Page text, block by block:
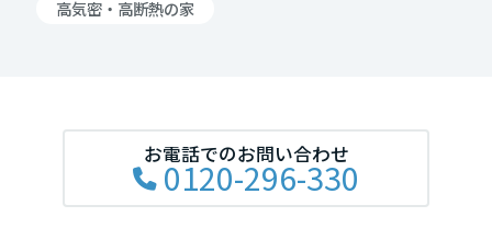
高気密・高断熱の家
お電話でのお問い合わせ
0120-296-330
岡山県
広島県